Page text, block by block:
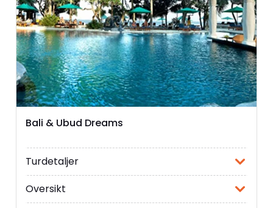
Bali & Ubud Dreams
Turdetaljer
Oversikt